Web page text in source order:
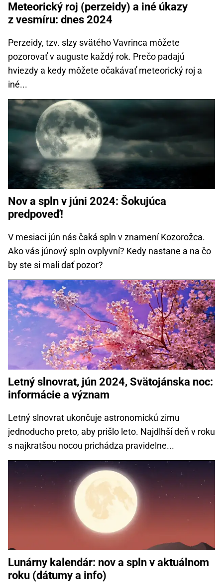
Meteorický roj (perzeidy) a iné úkazy
z vesmíru: dnes 2024
Perzeidy, tzv. slzy svätého Vavrinca môžete
pozorovať v auguste každý rok. Prečo padajú
hviezdy a kedy môžete očakávať meteorický roj a
iné...
Nov a spln v júni 2024: Šokujúca
predpoveď!
V mesiaci jún nás čaká spln v znamení Kozorožca.
Ako vás júnový spln ovplyvní? Kedy nastane a na čo
by ste si mali dať pozor?
Letný slnovrat, jún 2024, Svätojánska noc:
informácie a význam
Letný slnovrat ukončuje astronomickú zimu
jednoducho preto, aby prišlo leto. Najdlhší deň v roku
s najkratšou nocou prichádza pravidelne...
Lunárny kalendár: nov a spln v aktuálnom
roku (dátumy a info)